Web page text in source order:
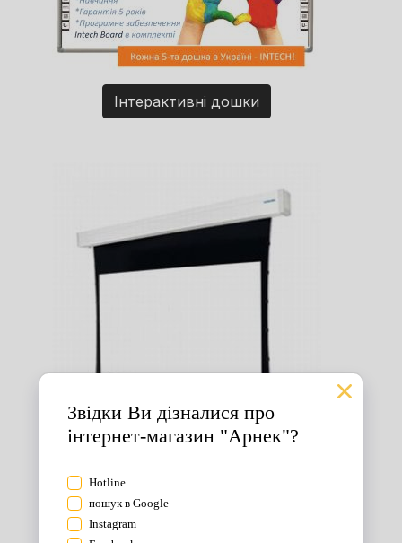
Інтерактивні дошки